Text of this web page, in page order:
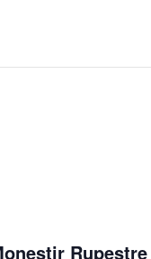
Rupestre